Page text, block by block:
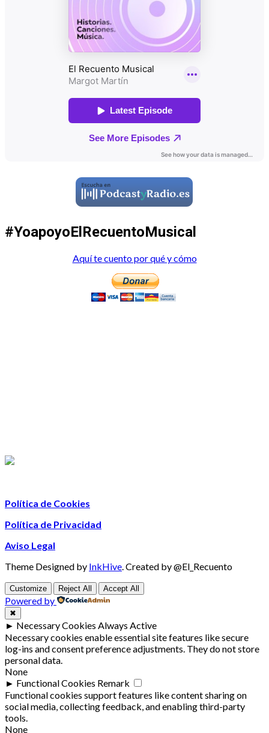
#YoapoyoElRecuentoMusical
Aquí te cuento por qué y cómo
Política de Cookies
Política de Privacidad
Aviso Legal
Theme Designed by InkHive Created by @El_Recuento
Customize Reject All Accept All
Powered by
✖
► Necessary Cookies Always Active
Necessary cookies enable essential site features like secure
log-ins and consent preference adjustments. They do not store
personal data.
None
► Functional Cookies Remark
Functional cookies support features like content sharing on
social media, collecting feedback, and enabling third-party
tools.
None